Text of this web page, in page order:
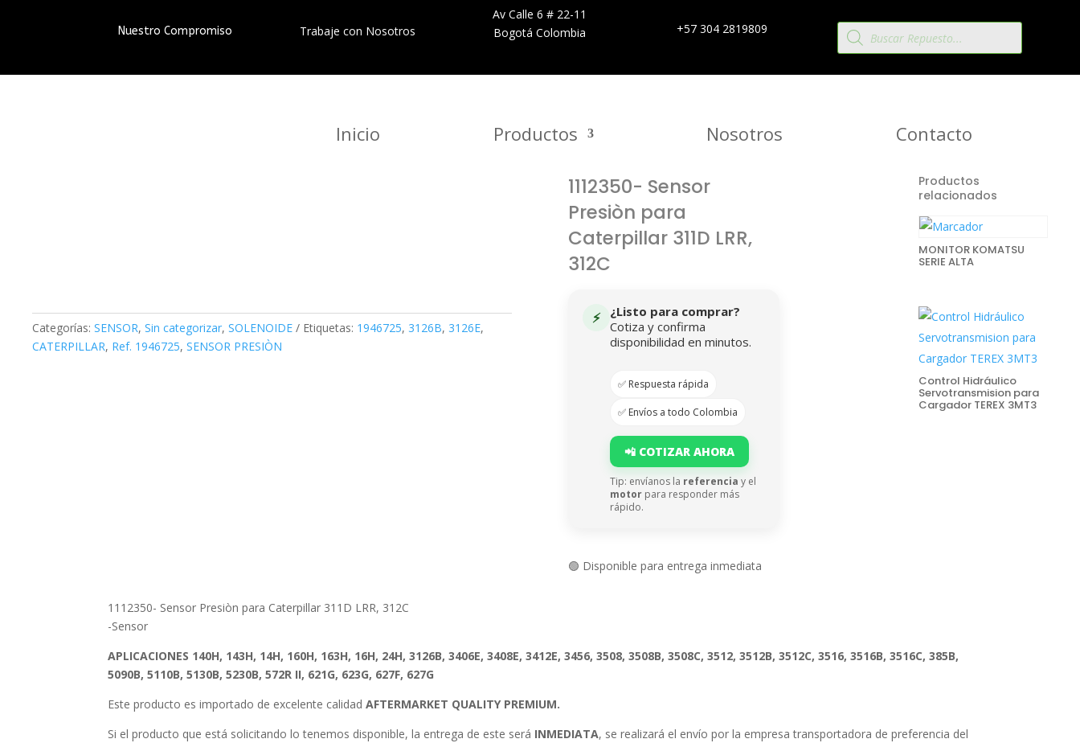
Nuestro Compromiso Trabaje con Nosotros
Av Calle 6 # 22-11
Bogotá Colombia
+57 304 2819809 Búsqueda
de
productos
Inicio Productos Nosotros Contacto
Categorías:SENSOR,Sin categorizar,SOLENOIDE Etiquetas: 1946725, 3126B, 3126E,
CATERPILLAR, Ref. 1946725,SENSOR PRESIÒN
1112350- Sensor
Presiòn para
Caterpillar 311D LRR,
312C
⚡
¿Listo para comprar?
Cotiza y confirma
disponibilidad en minutos.
✅ Respuesta rápida
✅ Envíos a todo Colombia
📲 COTIZAR AHORA
Tip: envíanos la referencia y el
motorpara responder más
rápido.
🟢 Disponible para entrega inmediata
Productos
relacionados
MONITOR KOMATSU
SERIE ALTA
Control Hidráulico
Servotransmision para
Cargador TEREX 3MT3
1112350- Sensor Presiòn para Caterpillar 311D LRR, 312C
-Sensor
APLICACIONES 140H, 143H, 14H, 160H, 163H, 16H, 24H, 3126B, 3406E, 3408E, 3412E, 3456, 3508, 3508B, 3508C, 3512, 3512B, 3512C, 3516, 3516B, 3516C, 385B,
5090B, 5110B, 5130B, 5230B, 572R II, 621G, 623G, 627F, 627G
Este producto es importado de excelente calidadAFTERMARKET QUALITY PREMIUM.
Si el producto que está solicitando lo tenemos disponible, la entrega de este será INMEDIATA, se realizará el envío por la empresa transportadora de preferencia del